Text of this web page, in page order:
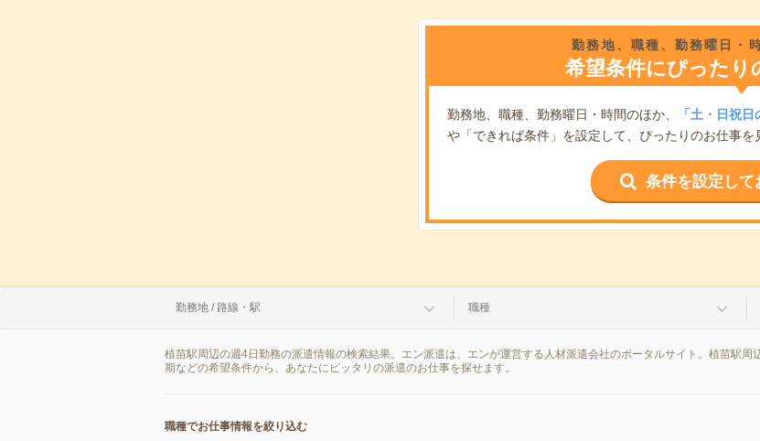
勤務地、職種、勤務曜日・
希望条件にぴったり
勤務地、職種、勤務曜日・時間のほか、 「土・日祝日
や「できれば条件」を設定して、ぴったりのお仕事を
条件を設定して
勤務地 / 路線・駅 職種
植苗駅周辺の週4日勤務の派遣情報の検索結果。エン派遣は、エンが運営する人材派遣会社のポータルサイト。植苗駅
期などの希望条件から、あなたにピッタリの派遣のお仕事を探せます。
職種でお仕事情報を絞り込む